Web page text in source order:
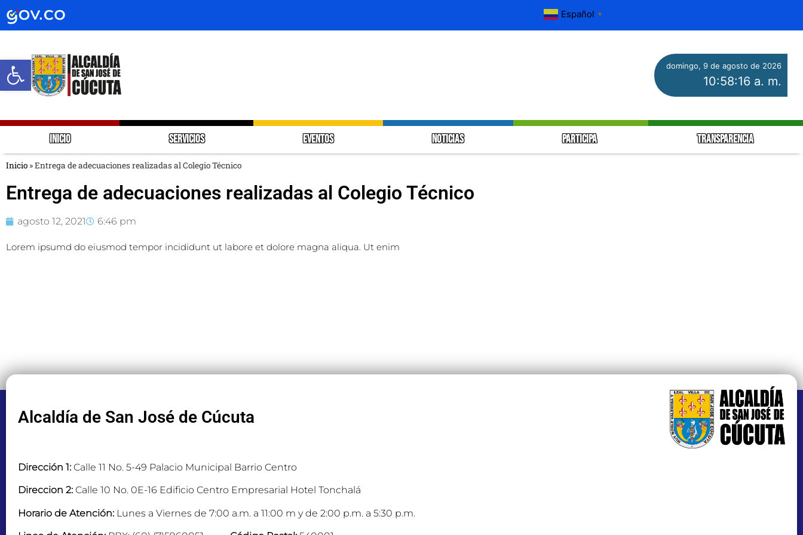
Abrir barra de herramientas
Español ▼
domingo, 9 de agosto de 2026
10:58:16 a. m.
INICIO SERVICIOS EVENTOS NOTICIAS PARTICIPA TRANSPARENCIA
Inicio »Entrega de adecuaciones realizadas al Colegio Técnico
Entrega de adecuaciones realizadas al Colegio Técnico
agosto 12, 2021 6:46 pm
Lorem ipsumd do eiusmod tempor incididunt ut labore et dolore magna aliqua. Ut enim
Alcaldía de San José de Cúcuta
Dirección 1: Calle 11 No. 5-49 Palacio Municipal Barrio Centro
Direccion 2: Calle 10 No. 0E-16 Edificio Centro Empresarial Hotel Tonchalá
Horario de Atención: Lunes a Viernes de 7:00 a.m. a 11:00 m y de 2:00 p.m. a 5:30 p.m.